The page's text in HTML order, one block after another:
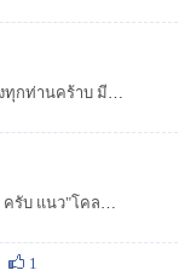
[b]:prost: :prost: :prost:สวัสดีงามๆ น้าๆ ชาวสยามฟิชชิ่งทุกท่านคร้าบ มีทริปซ้านสั้น นำเสนอช่อนน้อยครับหลังเลิกงาน หมายใกล้บ้านนะครับ กว่าจะได้ออกตกป...
[b]ตกปลาไม่ได้ ถ่ายภาพก็ยังดี ฝึก พัฒนาฝีมือไปเรื่อยๆ ครับ แนว"โคลสอัพ" แมลงตัวเล็กๆ เป็นหลัก ดอกไม้ แมงมุมบ้าง เท่าที่หาได้ (18 ภาพ) มีภา...
1